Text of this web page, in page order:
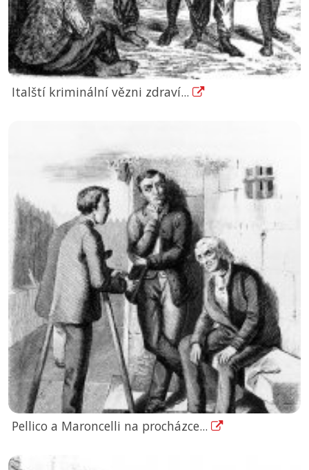
Italští kriminální vězni zdraví...
Pellico a Maroncelli na procházce...